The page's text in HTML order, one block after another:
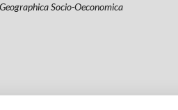
Socio-Oeconomica